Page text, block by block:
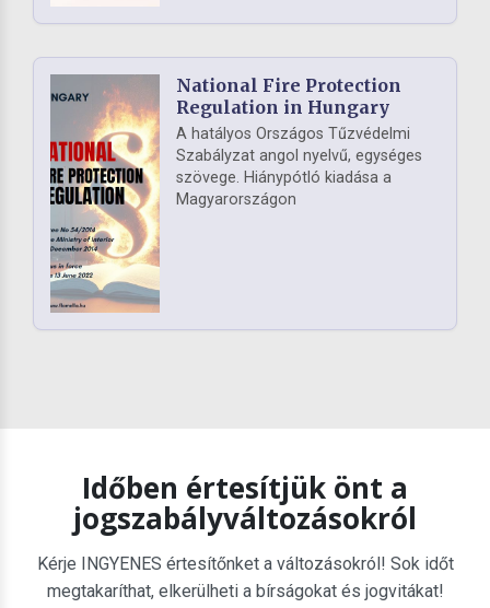
National Fire Protection
Regulation in Hungary
A hatályos Országos Tűzvédelmi
Szabályzat angol nyelvű, egységes
szövege. Hiánypótló kiadása a
Magyarországon
Időben értesítjük önt a
jogszabályváltozásokról
Kérje INGYENES értesítőnket a változásokról! Sok időt
megtakaríthat, elkerülheti a bírságokat és jogvitákat!